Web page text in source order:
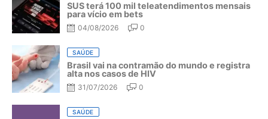
SUS terá 100 mil teleatendimentos mensais
para vício em bets
04/08/2026 0
SAÚDE
Brasil vai na contramão do mundo e registra
alta nos casos de HIV
31/07/2026 0
SAÚDE